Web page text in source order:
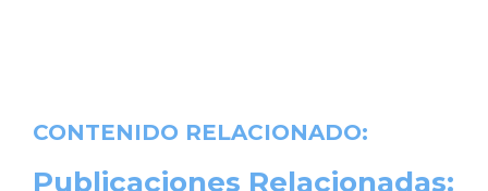
CONTENIDO RELACIONADO:
Publicaciones Relacionadas: